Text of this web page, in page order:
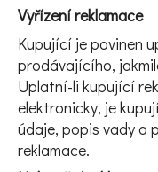
Vyřízení reklamace
Kupující je povinen
prodávajícího,
Uplatní-li kupující
elektronicky, je
údaje, popis vady a
reklamace.